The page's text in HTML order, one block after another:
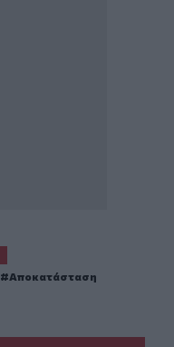
Αποκατάσταση